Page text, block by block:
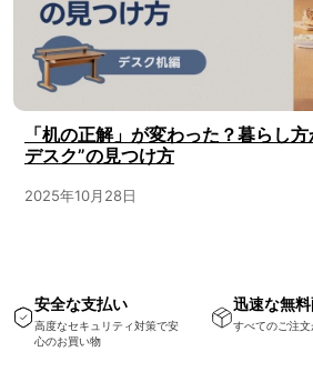
「机の正解」が変わった？暮らし
デスク”の見つけ方
2025年10月28日
安全な支払い
高度なセキュリティ対策で安
心のお買い物
迅速な無
すべてのご注文